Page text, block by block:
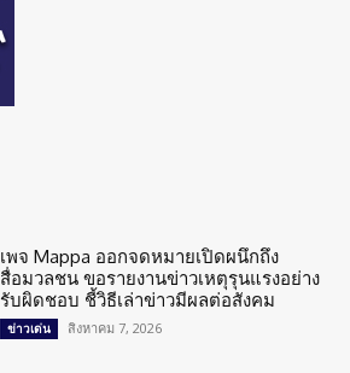
เพจ Mappa ออกจดหมายเปิดผนึกถึง
สื่อมวลชน ขอรายงานข่าวเหตุรุนแรงอย่าง
รับผิดชอบ ชี้วิธีเล่าข่าวมีผลต่อสังคม
ข่าวเด่น สิงหาคม 7, 2026